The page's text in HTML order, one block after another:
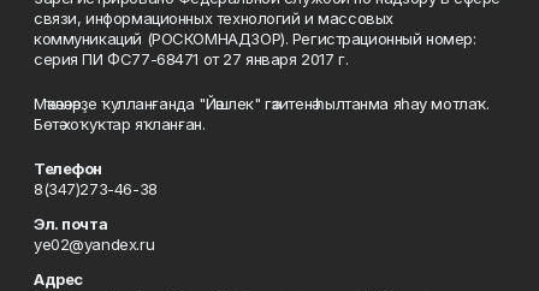
связи, информационных технологий и массовых
коммуникаций (РОСКОМНАДЗОР). Регистрационный номер:
серия ПИ ФС77-68471 от 27 января 2017 г.
Мәҡәләләрҙе ҡулланғанда "Йәшлек" гәзитенә һылтанма яһау мотлаҡ.
Бөтә хоҡуҡтар яҡланған.
Телефон
8(347)273-46-38
Эл. почта
ye02@yandex.ru
Адрес